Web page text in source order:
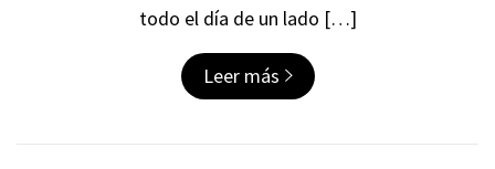
todo el día de un lado […]
Leer más